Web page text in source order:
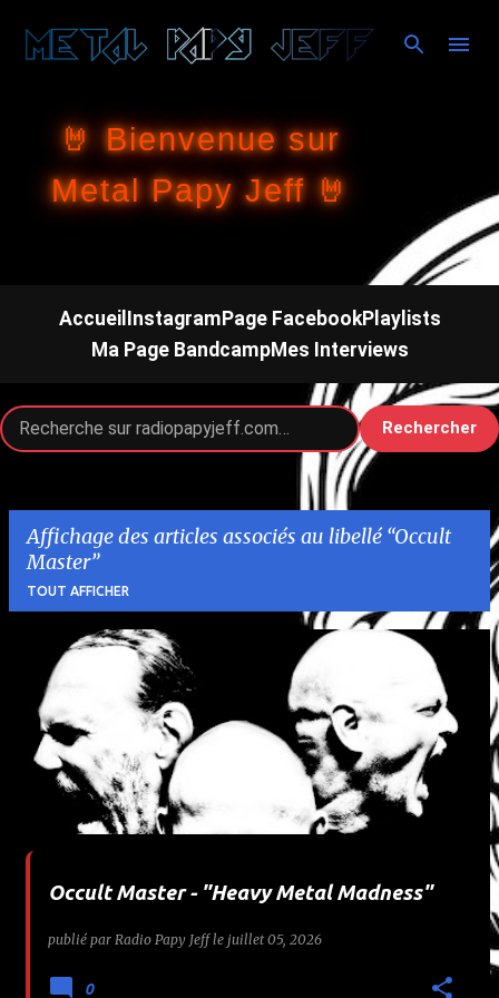
Accéder au contenu principal
🤘 Bienvenue sur
Metal Papy Jeff 🤘
Accueil InstagramPage FacebookPlaylists
Ma Page BandcampMes Interviews
Rechercher
Affichage des articles associés au libellé Occult
Master
TOUT AFFICHER
Occult Master - "Heavy Metal Madness"
publié par Radio Papy Jeff le juillet 05, 2026
0